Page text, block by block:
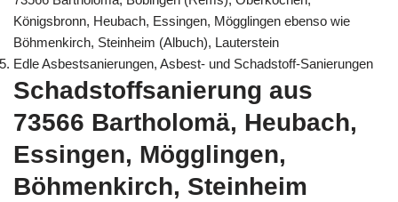
Königsbronn, Heubach, Essingen, Mögglingen ebenso wie
Böhmenkirch, Steinheim (Albuch), Lauterstein
Edle Asbestsanierungen, Asbest- und Schadstoff-Sanierungen
Schadstoffsanierung aus
73566 Bartholomä, Heubach,
Essingen, Mögglingen,
Böhmenkirch, Steinheim